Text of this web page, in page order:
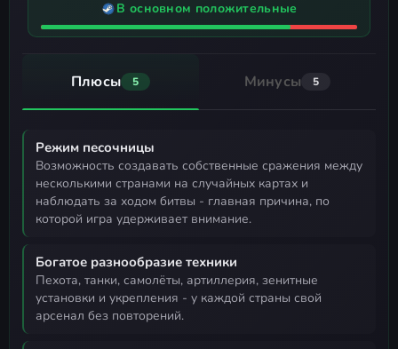
В основном положительные
Плюсы 5 Минусы 5
Режим песочницы
возможность создавать собственные сражения между
несколькими странами на случайных картах и
наблюдать за ходом битвы - главная причина, по
которой игра удерживает внимание.
Богатое разнообразие техники
пехота, танки, самолёты, артиллерия, зенитные
установки и укрепления - у каждой страны свой
арсенал без повторений.